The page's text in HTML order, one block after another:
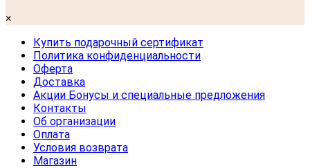
×
Купить подарочный сертификат
Политика конфиденциальности
Оферта
Доставка
Акции Бонусы и специальные предложения
Контакты
Об организации
Оплата
Условия возврата
Магазин